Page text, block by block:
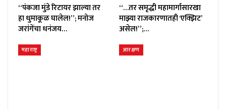
“पंकजा मुंडे रिटायर झाल्या तर
हा धुमाकूळ घालेल!”; मनोज
जरांगेंचा धनंजय…
“…तर समृद्धी महामार्गासारखा
माझ्या राजकारणातही ‘एक्झिट’
असेल!”;…
महाराष्ट्र आरक्षण